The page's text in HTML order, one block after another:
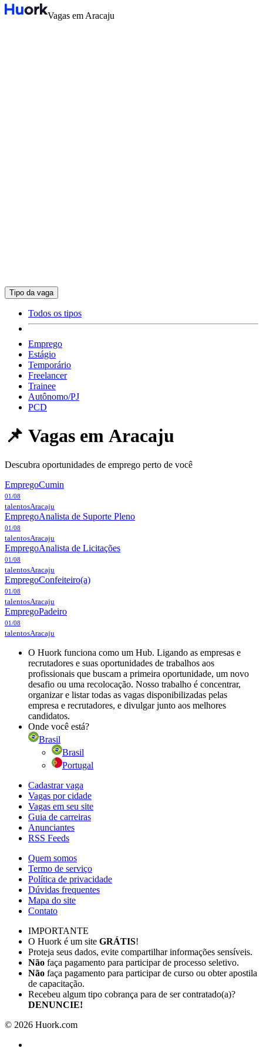
Vagas em Aracaju
Tipo da vaga
Todos os tipos
Emprego
Estágio
Temporário
Freelancer
Trainee
Autônomo/PJ
PCD
📌 Vagas em Aracaju
Descubra oportunidades de emprego perto de você
EmpregoCumin
01/08
talentosAracaju
EmpregoAnalista de Suporte Pleno
01/08
talentosAracaju
EmpregoAnalista de Licitações
01/08
talentosAracaju
EmpregoConfeiteiro(a)
01/08
talentosAracaju
EmpregoPadeiro
01/08
talentosAracaju
O Huork funciona como um Hub. Ligando as empresas e
recrutadores e suas oportunidades de trabalhos aos
profissionais que buscam a primeira oportunidade, um novo
desafio ou uma recolocação. Nosso trabalho é concentrar,
organizar e listar todas as vagas disponibilizadas pelas
empresa e recrutadores, e divulgar junto aos melhores
candidatos.
Onde você está?
Brasil
Brasil
Portugal
Cadastrar vaga
Vagas por cidade
Vagas em seu site
Guia de carreiras
Anunciantes
RSS Feeds
Quem somos
Termo de serviço
Política de privacidade
Dúvidas frequentes
Mapa do site
Contato
IMPORTANTE
O Huork é um site GRÁTIS!
Proteja seus dados, evite compartilhar informações sensíveis.
Não faça pagamento para participar de processo seletivo.
Não faça pagamento para participar de curso ou obter apostila
de capacitação.
Recebeu algum tipo cobrança para de ser contratado(a)?
DENUNCIE!
© 2026 Huork.com